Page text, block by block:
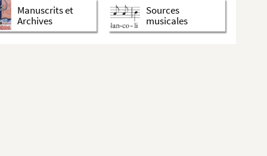
Manuscrits et
Archives
Sources
musicales